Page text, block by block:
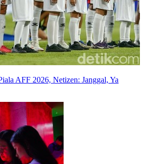
AFF 2026, Netizen: Janggal, Ya